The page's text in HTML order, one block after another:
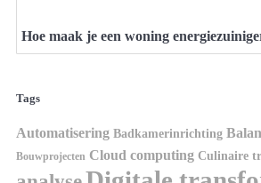
Hoe maak je een woning
Tags
Automatisering Badkamerinrichting
Bouwprojecten Cloud computing Culinaire